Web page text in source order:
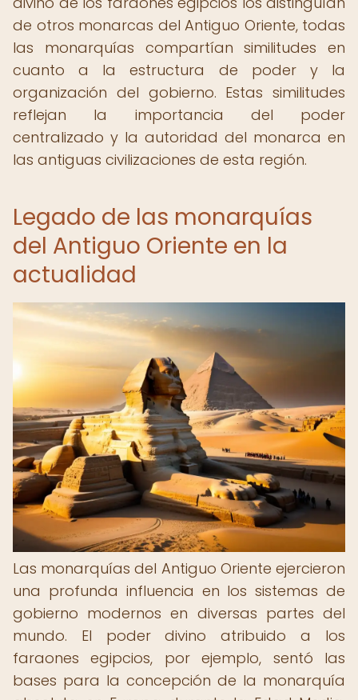
de otros monarcas del Antiguo Oriente, todas
las monarquías compartían similitudes en
cuanto a la estructura de poder y la
organización del gobierno. Estas similitudes
reflejan la importancia del poder
centralizado y la autoridad del monarca en
las antiguas civilizaciones de esta región.
Legado de las monarquías
del Antiguo Oriente en la
actualidad
Las monarquías del Antiguo Oriente ejercieron
una profunda influencia en los sistemas de
gobierno modernos en diversas partes del
mundo. El poder divino atribuido a los
faraones egipcios, por ejemplo, sentó las
bases para la concepción de la monarquía